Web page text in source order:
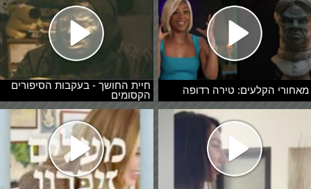
מאחורי הקלעים: טירה רדופה
חיית החושך - בעקבות הסיפורים
הקסומים